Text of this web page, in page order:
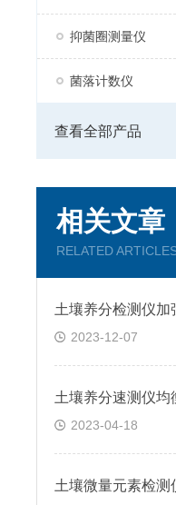
抑菌圈测量仪
菌落计数仪
查看全部产品
相关文章
RELATED
土壤养分检测仪加
2023-12-07
土壤养分速测仪均
2023-04-18